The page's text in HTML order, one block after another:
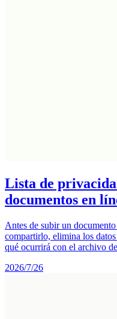
Lista de
documentos en
Antes de subir un
compartirlo, elimina los
qué ocurrirá con el archivo
2026/7/26